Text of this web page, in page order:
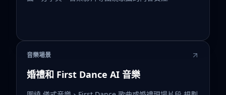
音樂場景
婚禮和 First Dance AI 音樂